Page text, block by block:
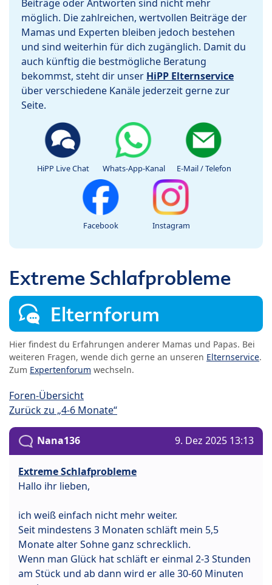
Beiträge oder Antworten sind nicht mehr
möglich. Die zahlreichen, wertvollen Beiträge der
Mamas und Experten bleiben jedoch bestehen
und sind weiterhin für dich zugänglich. Damit du
auch künftig die bestmögliche Beratung
bekommst, steht dir unser HiPP Elternservice
über verschiedene Kanäle jederzeit gerne zur
Seite.
HiPP Live Chat Whats-App-Kanal E-Mail / Telefon
Facebook Instagram
Extreme Schlafprobleme
Elternforum
Hier findest du Erfahrungen anderer Mamas und Papas. Bei
weiteren Fragen, wende dich gerne an unseren Elternservice.
Zum Expertenforum wechseln.
Foren-Übersicht
Zurück zu „4-6 Monate“
Nana136 9. Dez 2025 13:13
Extreme Schlafprobleme
Hallo ihr lieben,
ich weiß einfach nicht mehr weiter.
Seit mindestens 3 Monaten schläft mein 5,5
Monate alter Sohne ganz schrecklich.
Wenn man Glück hat schläft er einmal 2-3 Stunden
am Stück und ab dann wird er alle 30-60 Minuten